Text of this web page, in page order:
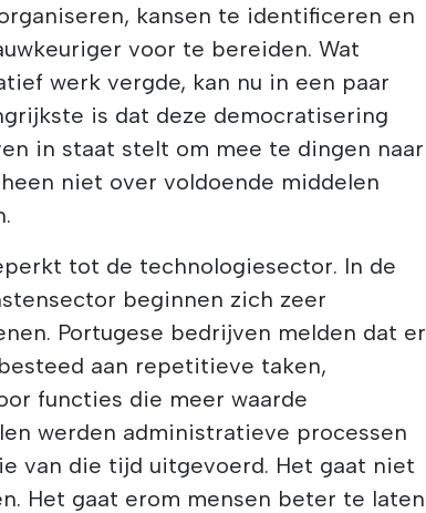
kansen te identificeren en
voor te bereiden. Wat
werk vergde, kan nu in een paar
is dat deze democratisering
in staat stelt om mee te dingen naar
niet over voldoende middelen
tot de technologiesector. In de
beginnen zich zeer
Portugese bedrijven melden dat er
aan repetitieve taken,
functies die meer waarde
werden administratieve processen
van die tijd uitgevoerd. Het gaat niet
Het gaat erom mensen beter te laten